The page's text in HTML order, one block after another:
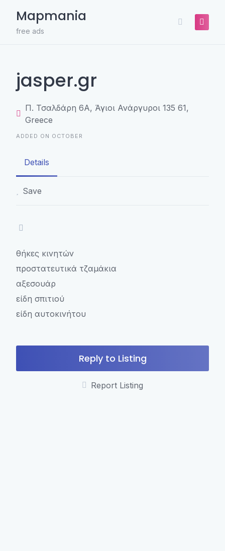
content
Mapmania
free ads
jasper.gr
Π. Τσαλδάρη 6Α, Άγιοι Ανάργυροι 135 61,
Greece
ADDED ON OCTOBER
Details
Save
θήκες κινητών
προστατευτικά τζαμάκια
αξεσουάρ
είδη σπιτιού
είδη αυτοκινήτου
Reply to Listing
Report Listing